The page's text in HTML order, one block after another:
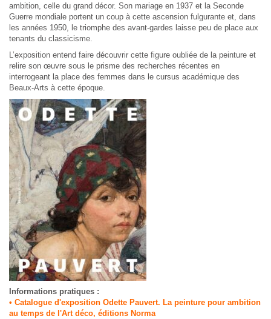
ambition, celle du grand décor. Son mariage en 1937 et la Seconde
Guerre mondiale portent un coup à cette ascension fulgurante et, dans
les années 1950, le triomphe des avant-gardes laisse peu de place aux
tenants du classicisme.
L’exposition entend faire découvrir cette figure oubliée de la peinture et
relire son œuvre sous le prisme des recherches récentes en
interrogeant la place des femmes dans le cursus académique des
Beaux-Arts à cette époque.
Informations pratiques :
• Catalogue d'exposition Odette Pauvert. La peinture pour ambition
au temps de l'Art déco, éditions Norma